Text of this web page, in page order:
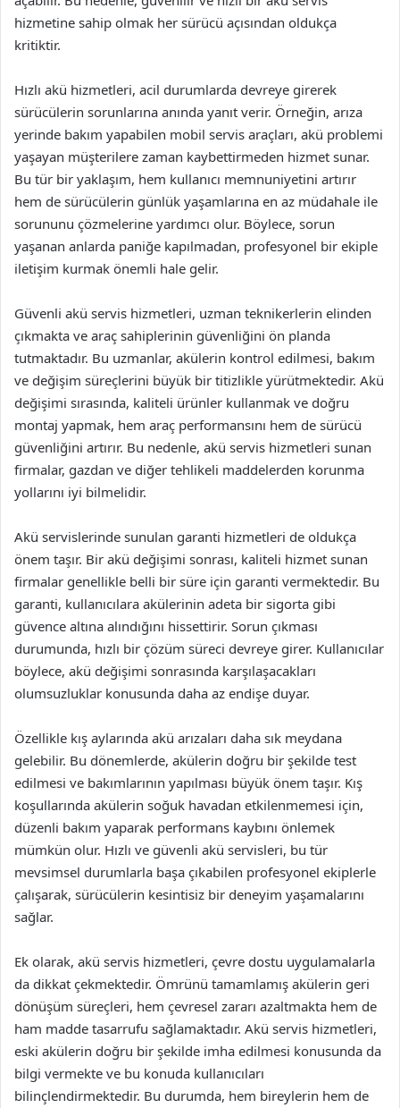
hizmetine sahip olmak her sürücü açısından oldukça
kritiktir.
Hızlı akü hizmetleri, acil durumlarda devreye girerek
sürücülerin sorunlarına anında yanıt verir. Örneğin, arıza
yerinde bakım yapabilen mobil servis araçları, akü problemi
yaşayan müşterilere zaman kaybettirmeden hizmet sunar.
Bu tür bir yaklaşım, hem kullanıcı memnuniyetini artırır
hem de sürücülerin günlük yaşamlarına en az müdahale ile
sorununu çözmelerine yardımcı olur. Böylece, sorun
yaşanan anlarda paniğe kapılmadan, profesyonel bir ekiple
iletişim kurmak önemli hale gelir.
Güvenli akü servis hizmetleri, uzman teknikerlerin elinden
çıkmakta ve araç sahiplerinin güvenliğini ön planda
tutmaktadır. Bu uzmanlar, akülerin kontrol edilmesi, bakım
ve değişim süreçlerini büyük bir titizlikle yürütmektedir. Akü
değişimi sırasında, kaliteli ürünler kullanmak ve doğru
montaj yapmak, hem araç performansını hem de sürücü
güvenliğini artırır. Bu nedenle, akü servis hizmetleri sunan
firmalar, gazdan ve diğer tehlikeli maddelerden korunma
yollarını iyi bilmelidir.
Akü servislerinde sunulan garanti hizmetleri de oldukça
önem taşır. Bir akü değişimi sonrası, kaliteli hizmet sunan
firmalar genellikle belli bir süre için garanti vermektedir. Bu
garanti, kullanıcılara akülerinin adeta bir sigorta gibi
güvence altına alındığını hissettirir. Sorun çıkması
durumunda, hızlı bir çözüm süreci devreye girer. Kullanıcılar
böylece, akü değişimi sonrasında karşılaşacakları
olumsuzluklar konusunda daha az endişe duyar.
Özellikle kış aylarında akü arızaları daha sık meydana
gelebilir. Bu dönemlerde, akülerin doğru bir şekilde test
edilmesi ve bakımlarının yapılması büyük önem taşır. Kış
koşullarında akülerin soğuk havadan etkilenmemesi için,
düzenli bakım yaparak performans kaybını önlemek
mümkün olur. Hızlı ve güvenli akü servisleri, bu tür
mevsimsel durumlarla başa çıkabilen profesyonel ekiplerle
çalışarak, sürücülerin kesintisiz bir deneyim yaşamalarını
sağlar.
Ek olarak, akü servis hizmetleri, çevre dostu uygulamalarla
da dikkat çekmektedir. Ömrünü tamamlamış akülerin geri
dönüşüm süreçleri, hem çevresel zararı azaltmakta hem de
ham madde tasarrufu sağlamaktadır. Akü servis hizmetleri,
eski akülerin doğru bir şekilde imha edilmesi konusunda da
bilgi vermekte ve bu konuda kullanıcıları
bilinçlendirmektedir. Bu durumda, hem bireylerin hem de